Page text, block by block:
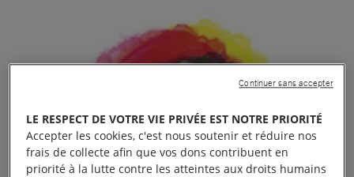
LE RESPECT DE VOTRE VIE PRIVÉE EST NOTRE PRIORITÉ
Accepter les cookies, c'est nous soutenir et réduire nos
frais de collecte afin que vos dons contribuent en
priorité à la lutte contre les atteintes aux droits humains
Continuer sans accepter